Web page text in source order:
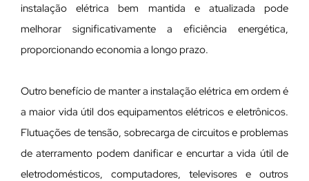
instalação elétrica bem mantida e atualizada pode
melhorar significativamente a eficiência energética,
proporcionando economia a longo prazo.
Outro benefício de manter a instalação elétrica em ordem é
a maior vida útil dos equipamentos elétricos e eletrônicos.
Flutuações de tensão, sobrecarga de circuitos e problemas
de aterramento podem danificar e encurtar a vida útil de
eletrodomésticos, computadores, televisores e outros